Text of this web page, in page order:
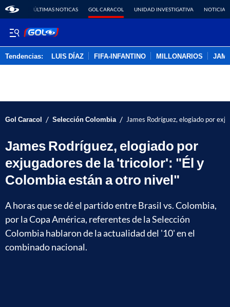
ÚLTIMAS NOTICAS GOL CARACOL UNIDAD INVESTIGATIVA NOTICIAS
Tendencias: LUIS DÍAZ FIFA-INFANTINO MILLONARIOS
Gol Caracol / Selección Colombia / James Rodríguez, elogiado por
James Rodríguez, elogiado por
exjugadores de la 'tricolor': "Él y
Colombia están a otro nivel"
A horas que se dé el partido entre Brasil vs. Colombia,
por la Copa América, referentes de la Selección
Colombia hablaron de la actualidad del '10' en el
combinado nacional.